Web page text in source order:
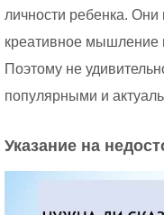
личности ребенка.
креативное мышление
Поэтому не
популярными и
Указание на